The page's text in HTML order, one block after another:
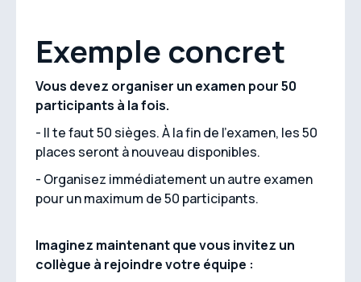
Exemple concret
Vous devez organiser un examen pour 50
participants à la fois.
- Il te faut 50 sièges. À la fin de l'examen, les 50
places seront à nouveau disponibles.
- Organisez immédiatement un autre examen
pour un maximum de 50 participants.
Imaginez maintenant que vous invitez un
collègue à rejoindre votre équipe :